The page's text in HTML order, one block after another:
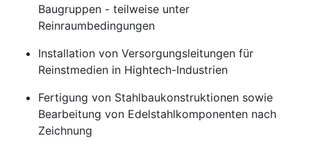
Baugruppen - teilweise unter
Reinraumbedingungen
Installation von Versorgungsleitungen für
Reinstmedien in Hightech-Industrien
Fertigung von Stahlbaukonstruktionen sowie
Bearbeitung von Edelstahlkomponenten nach
Zeichnung